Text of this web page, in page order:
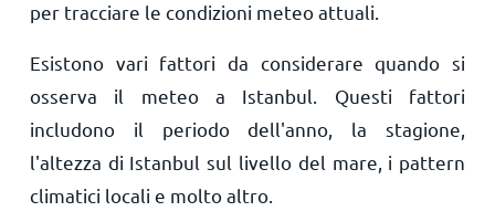
per tracciare le condizioni meteo attuali.
Esistono vari fattori da considerare quando si
osserva il meteo a Istanbul. Questi fattori
includono il periodo dell'anno, la stagione,
l'altezza di Istanbul sul livello del mare, i pattern
climatici locali e molto altro.